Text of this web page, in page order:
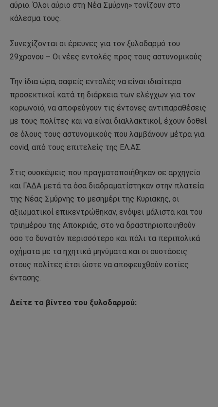
αύριο. Όλοι αύριο στη Νέα Σμύρνη» τονίζουν στο
κάλεσμα τους.
Συνεχίζονται οι έρευνες για τον ξυλοδαρμό του
29χρονου – Οι νέες εντολές προς τους αστυνομικούς
Την ίδια ώρα, σαφείς εντολές να είναι ιδιαίτερα
προσεκτικοί κατά τη διάρκεια των ελέγχων για τον
κορωνοϊό, να αποφεύγουν τις έντονες αντιπαραθέσεις
με τους πολίτες και να είναι διαλλακτικοί, έχουν δοθεί
σε όλους τους αστυνομικούς που λαμβάνουν μέτρα για
covid, από τους επιτελείς της ΕΛ.ΑΣ.
Στις συσκέψεις που πραγματοποιήθηκαν σε αρχηγείο
και ΓΑΔΑ μετά τα όσα διαδραματίστηκαν στην πλατεία
της Νέας Σμύρνης το μεσημέρι της Κυριακης, οι
αξιωματικοί επικεντρώθηκαν, ενόψει μάλιστα και του
τριημέρου της Αποκριάς, στο να δραστηριοποιηθούν
όσο το δυνατόν περισσότερο και πάλι τα περιπολικά
οχήματα με τα ηχητικά μηνύματα και οι συστάσεις
στους πολίτες έτσι ώστε να αποφευχθούν εστίες
έντασης.
Δείτε το βίντεο του ξυλοδαρμού: